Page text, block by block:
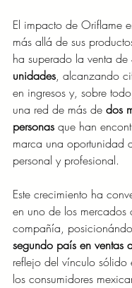
El impacto de Oriflame
más allá de sus
ha superado la venta de
unidades, alcanzando
en ingresos y, sobre
una red de más de dos
personas que han
marca una oportunidad
personal y profesional.
Este crecimiento ha
en uno de los mercados
compañía,
segundo país en ventas
reflejo del vínculo sólido
los consumidores